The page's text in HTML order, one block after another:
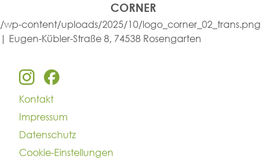
CORNER
/wp-content/uploads/2025/10/logo_corner_02_trans.png
| Eugen-Kübler-Straße 8, 74538 Rosengarten
Kontakt
Impressum
Datenschutz
Cookie-Einstellungen